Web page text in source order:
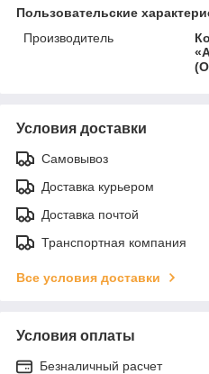
Пользовательские
Производитель
Условия доставки
Самовывоз
Доставка курьером
Доставка почтой
Транспортная компания
Все условия доставки
Условия оплаты
Безналичный расчет